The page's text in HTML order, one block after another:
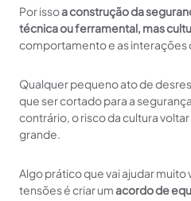
Por issoa construção da
técnica ou ferramental, mas
comportamento e as interações
Qualquer pequeno ato de
que ser cortado para a
contrário, o risco da cultura
grande.
Algo prático que vai ajudar muito
tensões é criar umacordo de